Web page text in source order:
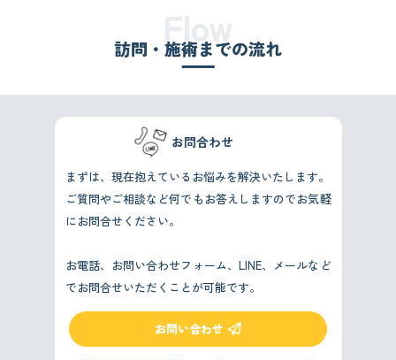
訪問・施術までの流れ
Flow
お問合わせ
まずは、現在抱えているお悩みを解決いたします。
ご質問やご相談など何でもお答えしますのでお気軽
にお問合せください。
お電話、お問い合わせフォーム、LINE、メールなど
でお問合せいただくことが可能です。
お問い合わせ